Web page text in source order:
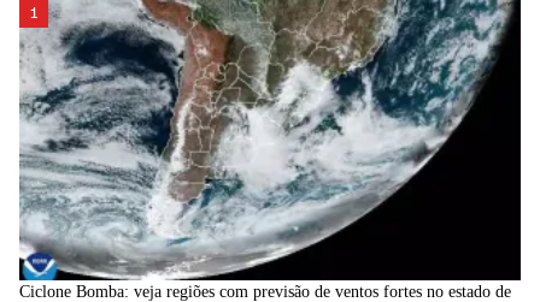
1
Ciclone Bomba: veja regiões com previsão de ventos fortes no estado de